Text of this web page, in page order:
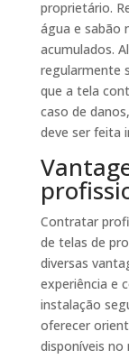
proprietário.
água e sabão
acumulados.
regularmente
que a tela
caso de
deve ser feita
Contratar
de telas de
diversas
experiência e
instalação
oferecer
disponíveis no